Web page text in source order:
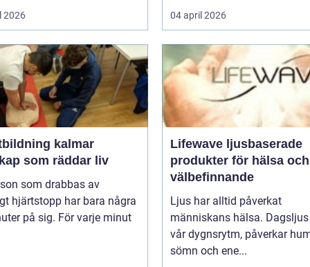
2026 04 april 2026
kalmar
som räddar liv
som drabbas av
hjärtstopp har bara några
på sig. För varje minut
Lifewave ljusbaserade
produkter för hälsa och
välbefinnande
Ljus har alltid påverkat
människans hälsa.
vår dygnsrytm, påverkar
sömn och ene...